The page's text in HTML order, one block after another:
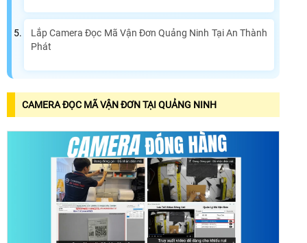
Lắp Camera Đọc Mã Vận Đơn Quảng Ninh Tại An Thành
Phát
CAMERA ĐỌC MÃ VẬN ĐƠN TẠI QUẢNG NINH